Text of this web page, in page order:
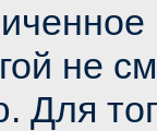
не
Для